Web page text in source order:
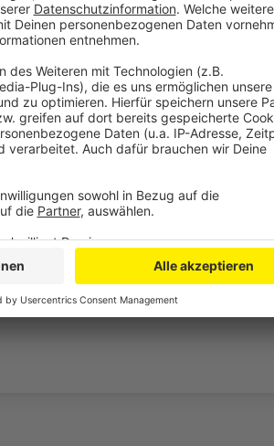
im Herbst, oder Backen und Kürbisse
Herbst.
mit Programm auf Tour
genug bekommen und weitere Portionen
ist aktuell mit ihrem Programm "Schön
gibt es hier